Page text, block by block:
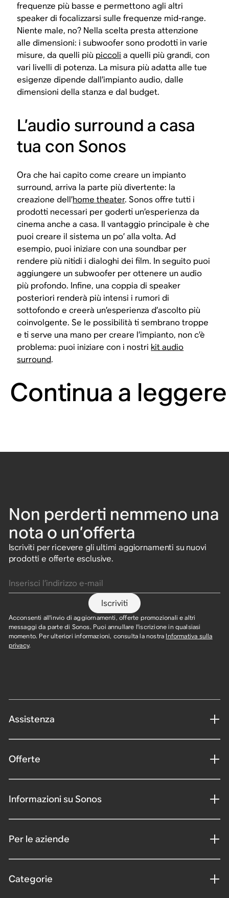
frequenze più basse e permettono agli altri
speaker di focalizzarsi sulle frequenze mid-range.
Niente male, no? Nella scelta presta attenzione
alle dimensioni: i subwoofer sono prodotti in varie
misure, da quelli più piccoli a quelli più grandi, con
vari livelli di potenza. La misura più adatta alle tue
esigenze dipende dall’impianto audio, dalle
dimensioni della stanza e dal budget.
L’audio surround a casa
tua con Sonos
Ora che hai capito come creare un impianto
surround, arriva la parte più divertente: la
creazione dell’home theater. Sonos offre tutti i
prodotti necessari per goderti un’esperienza da
cinema anche a casa. Il vantaggio principale è che
puoi creare il sistema un po’ alla volta. Ad
esempio, puoi iniziare con una soundbar per
rendere più nitidi i dialoghi dei film. In seguito puoi
aggiungere un subwoofer per ottenere un audio
più profondo. Infine, una coppia di speaker
posteriori renderà più intensi i rumori di
sottofondo e creerà un’esperienza d’ascolto più
coinvolgente. Se le possibilità ti sembrano troppe
e ti serve una mano per creare l’impianto, non c’è
problema: puoi iniziare con i nostri kit audio
surround.
Continua a leggere
Non perderti nemmeno una
nota o un’offerta
Iscriviti per ricevere gli ultimi aggiornamenti su nuovi
prodotti e offerte esclusive.
Iscriviti
Acconsenti all'invio di aggiornamenti, offerte promozionali e altri
messaggi da parte di Sonos. Puoi annullare l'iscrizione in qualsiasi
momento. Per ulteriori informazioni, consulta la nostra Informativa sulla
privacy.
Assistenza
Offerte
Informazioni su Sonos
Per le aziende
Categorie